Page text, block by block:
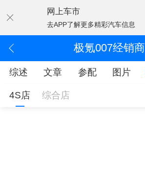
网上车市
去APP了解更多精彩汽车信息
极氪007经销商
综述 文章 参配 图片
4S店 综合店